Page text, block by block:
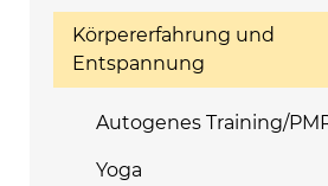
Körpererfahrung und
Entspannung
Autogenes Training/
Yoga